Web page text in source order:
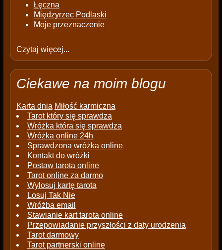
Łęczna
Międzyrzec Podlaski
Moje przeznaczenie
Czytaj więcej...
Ciekawe na moim blogu
Karta dnia Miłość karmiczna
Tarot który się sprawdza
Wróżka która się sprawdza
Wróżka online 24h
Sprawdzona wróżka online
Kontakt do wróżki
Postaw tarota online
Tarot online za darmo
Wylosuj kartę tarota
Losuj Tak Nie
Wróżba email
Stawianie kart tarota online
Przepowiadanie przyszłości z daty urodzenia
Tarot darmowy
Tarot partnerski online